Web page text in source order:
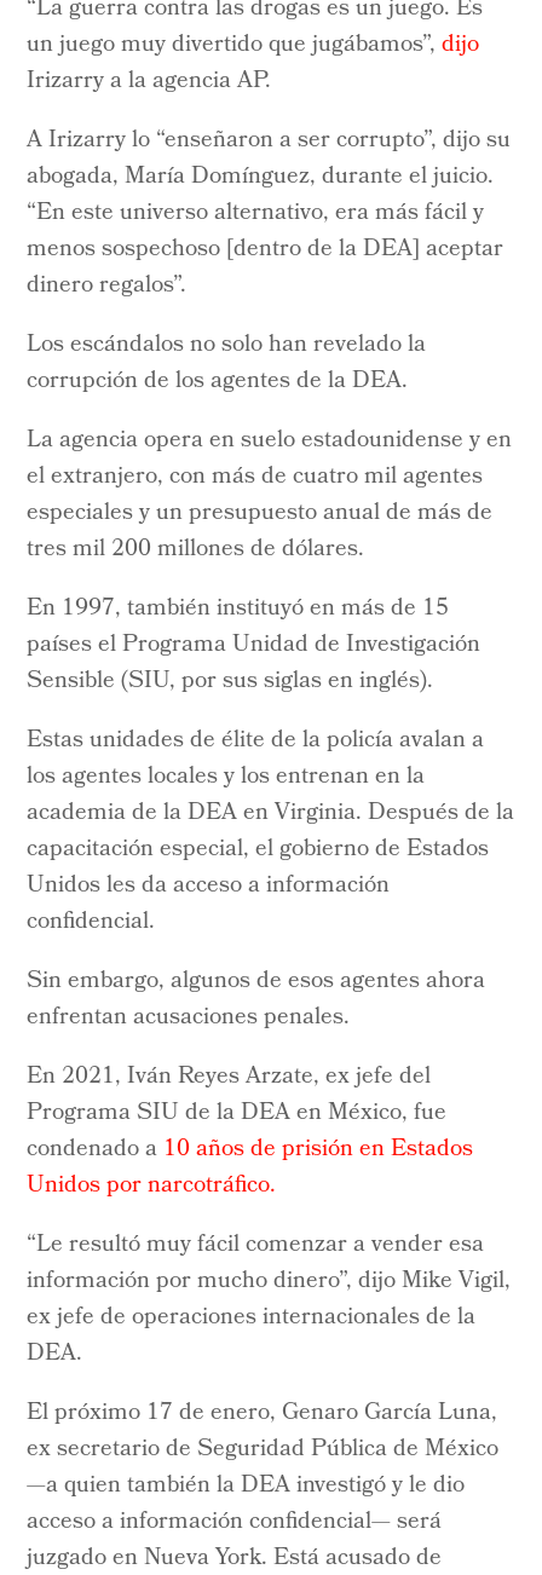
“La guerra contra las drogas es un juego. Es
un juego muy divertido que jugábamos”,dijo
Irizarry a la agencia AP.
A Irizarry lo “enseñaron a ser corrupto”, dijo su
abogada, María Domínguez, durante el juicio.
“En este universo alternativo, era más fácil y
menos sospechoso [dentro de la DEA] aceptar
dinero regalos”.
Los escándalos no solo han revelado la
corrupción de los agentes de la DEA.
La agencia opera en suelo estadounidense y en
el extranjero, con más de cuatro mil agentes
especiales y un presupuesto anual de más de
tres mil 200 millones de dólares.
En 1997, también instituyó en más de 15
países el Programa Unidad de Investigación
Sensible (SIU, por sus siglas en inglés).
Estas unidades de élite de la policía avalan a
los agentes locales y los entrenan en la
academia de la DEA en Virginia. Después de la
capacitación especial, el gobierno de Estados
Unidos les da acceso a información
confidencial.
Sin embargo, algunos de esos agentes ahora
enfrentan acusaciones penales.
En 2021, Iván Reyes Arzate, ex jefe del
Programa SIU de la DEA en México, fue
condenado a 10 años de prisión en Estados
Unidos por narcotráfico.
“Le resultó muy fácil comenzar a vender esa
información por mucho dinero”, dijo Mike Vigil,
ex jefe de operaciones internacionales de la
DEA.
El próximo 17 de enero, Genaro García Luna,
ex secretario de Seguridad Pública de México
—a quien también la DEA investigó y le dio
acceso a información confidencial— será
juzgado en Nueva York. Está acusado de